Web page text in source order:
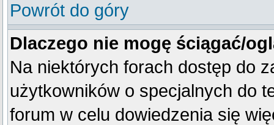
Powrót do góry
Dlaczego nie mogę ściągać/
Na niektórych forach dostęp do
użytkowników o specjalnych do
forum w celu dowiedzenia się